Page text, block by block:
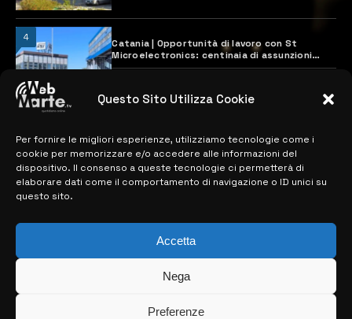
Questo Sito Utilizza Cookie
Per fornire le migliori esperienze, utilizziamo tecnologie come i
cookie per memorizzare e/o accedere alle informazioni del
dispositivo. Il consenso a queste tecnologie ci permetterà di
elaborare dati come il comportamento di navigazione o ID unici su
questo sito.
Accetta
Nega
Preferenze
4
Catania | Opportunità di lavoro con St
Microelectronics: centinaia di assunzioni
previste
MAPPA DEL SITO
> NOTIZIE